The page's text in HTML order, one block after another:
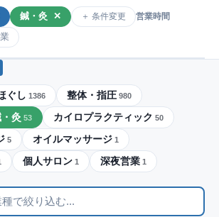
鍼・灸 ✕ ＋ 条件変更 営業時間
ぐし 1386 整体・指圧 980
灸 53 カイロプラクティック 50
5 オイルマッサージ 1
個人サロン 1 深夜営業 1